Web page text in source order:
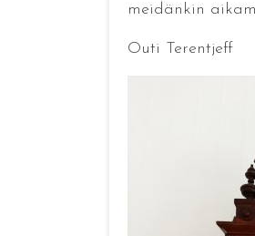
meidänkin
Outi Terentjeff